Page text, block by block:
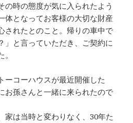
の時の態度が気に入られたよう
体となってお客様の大切な財産
されたとのこと。帰りの車中で
」と言っていただき、ご契約に
ーコーハウスが最近開催した
お孫さんと一緒に来られたので
家は当時と変わりなく、30年た